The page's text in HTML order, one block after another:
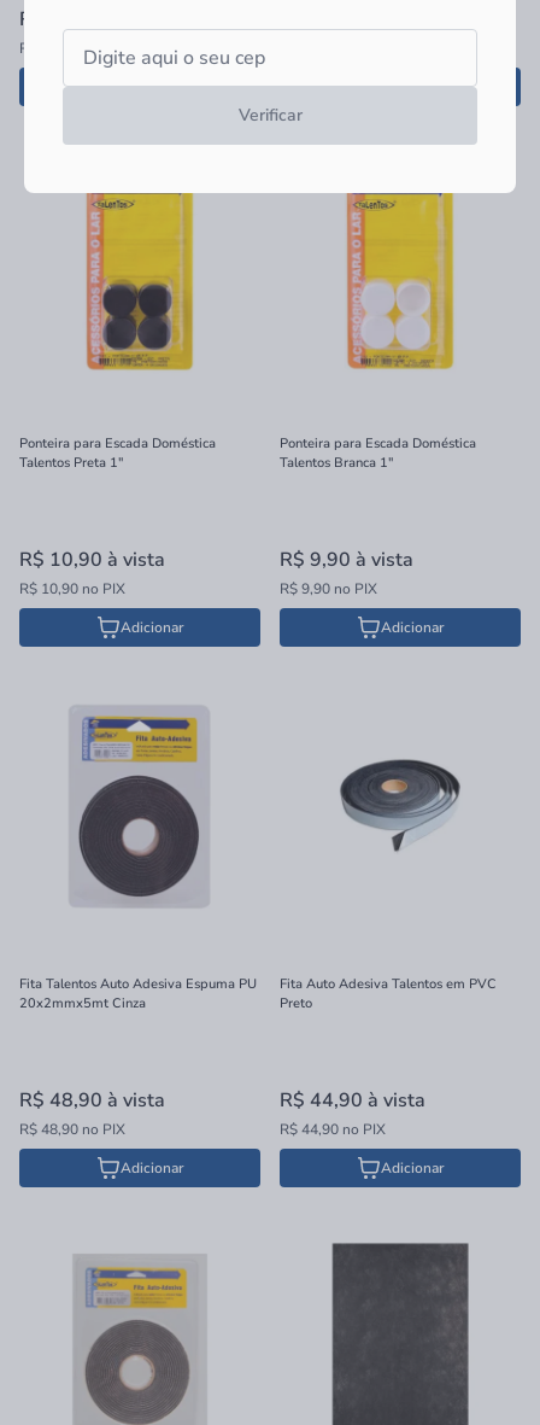
Verificar
R$ 9,90
R$ 9,90 no PIX
Adicionar
Adicionar
Ponteira para Escada Doméstica
Talentos Preta 1"
R$ 10,90 à vista
R$ 10,90 no PIX
Adicionar
Ponteira para Escada Doméstica
Talentos Branca 1"
R$ 9,90 à vista
R$ 9,90 no PIX
Adicionar
Fita Talentos Auto Adesiva Espuma PU
20x2mmx5mt Cinza
R$ 48,90 à vista
R$ 48,90 no PIX
Adicionar
Fita Auto Adesiva Talentos em PVC
Preto
R$ 44,90 à vista
R$ 44,90 no PIX
Adicionar